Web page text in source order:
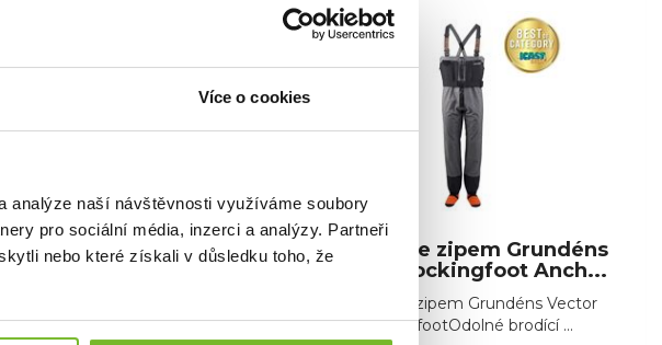
Více o cookies
analýze naší návštěvnosti využíváme soubory
pro sociální média, inzerci a analýzy. Partneři
nebo které získali v důsledku toho, že
se zipem Grundéns
Stockingfoot Anch...
brodící ...
Akce -16 %
Broďáky se zipem Grundéns
Vector Stockingfoot Anch...
Broďáky se zipem Grundéns Vector
StockingfootOdolné brodící ...